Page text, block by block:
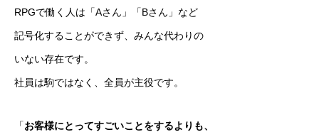
RPGで働く人は「Aさん」「Bさん」など
記号化することができず、みんな代わりの
いない存在です。
社員は駒ではなく、全員が主役です。
「お客様にとってすごいことをするよりも、